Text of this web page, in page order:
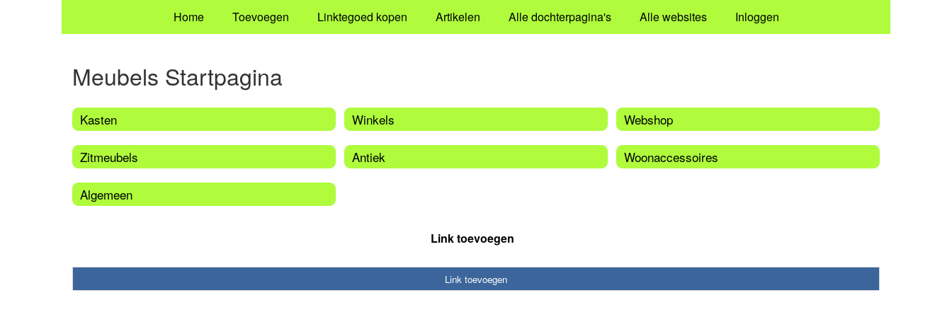
Home Toevoegen Linktegoed kopen Artikelen Alle dochterpagina's Alle websites Inloggen
Meubels Startpagina
Kasten
Zitmeubels
Algemeen
Winkels
Antiek
Webshop
Woonaccessoires
Link toevoegen
Link toevoegen